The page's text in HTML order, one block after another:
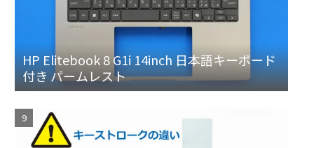
HP Elitebook 8 G1i 14inch 日本語キーボード
付き パームレスト